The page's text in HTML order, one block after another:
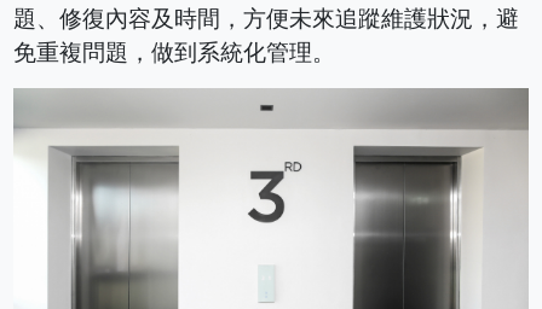
題、修復內容及時間，方便未來追蹤維護狀況，避
免重複問題，做到系統化管理。